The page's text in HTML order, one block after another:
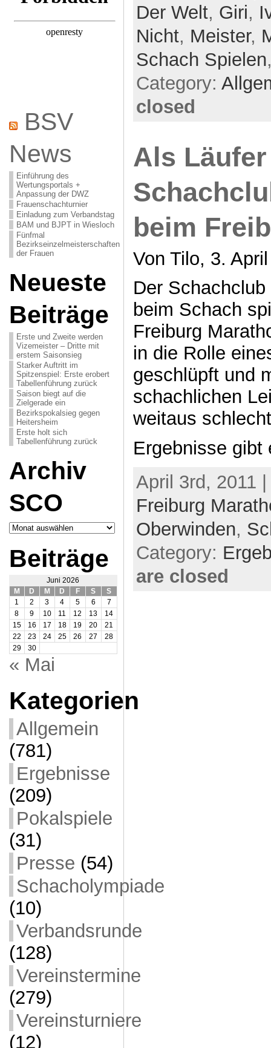
BSV
News
Einführung des
Wertungsportals +
Anpassung der DWZ
Frauenschachturnier
Einladung zum Verbandstag
BAM und BJPT in Wiesloch
Fünfmal
Bezirkseinzelmeisterschaften
der Frauen
Neueste
Beiträge
Erste und Zweite werden
Vizemeister – Dritte mit
erstem Saisonsieg
Starker Auftritt im
Spitzenspiel: Erste erobert
Tabellenführung zurück
Saison biegt auf die
Zielgerade ein
Bezirkspokalsieg gegen
Heitersheim
Erste holt sich
Tabellenführung zurück
Archiv
SCO
Archiv
SCO
Beiträge
Juni 2026
M
D M D F S
S
1
2 3 4 5 6
7
8
9 10 11 12 13
14
15
16 17 18 19 20
21
22
23 24 25 26 27
28
29
30
« Mai
Kategorien
Allgemein
(781)
Ergebnisse
(209)
Pokalspiele
(31)
Presse (54)
Schacholympiade
(10)
Verbandsrunde
(128)
Vereinstermine
(279)
Vereinsturniere
(12)
Der Welt, Giri,
Nicht, Meister,
Schach Spielen
Category:
closed
Als
beim
Von Tilo, 3.
Der
beim Schach
Freiburg
in die Rolle
geschlüpft und
schachlichen
weitaus
Ergebnisse gibt
April 3rd, 2011
Freiburg
Oberwinden,
Category:
are closed